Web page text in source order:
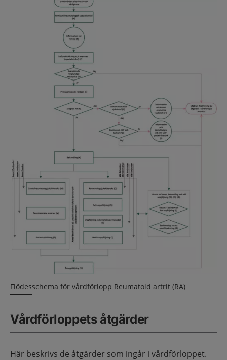
Flödesschema för vårdförlopp Reumatoid artrit (RA)
Vårdförloppets åtgärder
Här beskrivs de åtgärder som ingår i vårdförloppet.